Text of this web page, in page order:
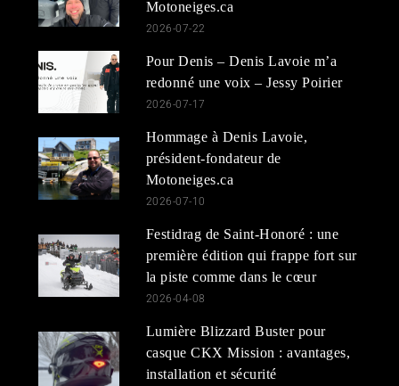
Motoneiges.ca
2026-07-22
Pour Denis – Denis Lavoie m’a
redonné une voix – Jessy Poirier
2026-07-17
Hommage à Denis Lavoie,
président-fondateur de
Motoneiges.ca
2026-07-10
Festidrag de Saint-Honoré : une
première édition qui frappe fort sur
la piste comme dans le cœur
2026-04-08
Lumière Blizzard Buster pour
casque CKX Mission : avantages,
installation et sécurité